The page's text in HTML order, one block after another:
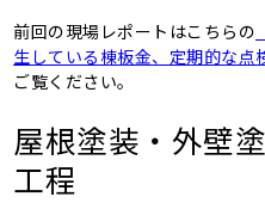
前回の現場レポートはこちらの
生している棟板金、定期的な点
ご覧ください。
屋根塗装・外壁
工程